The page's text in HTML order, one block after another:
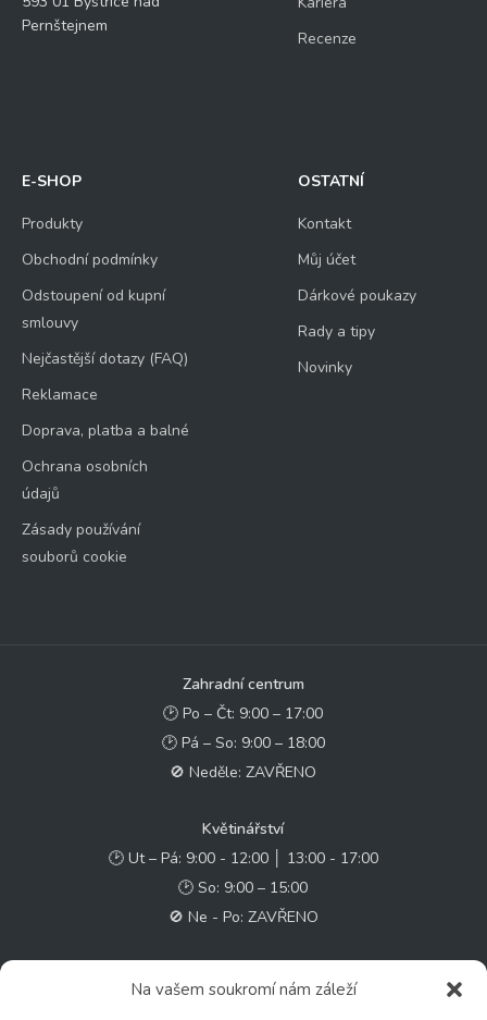
Na vašem soukromí nám záleží
Pernštejnem
Recenze
E-SHOP
Produkty
Obchodní podmínky
Odstoupení od kupní
smlouvy
Nejčastější dotazy (FAQ)
Reklamace
Doprava, platba a balné
Ochrana osobních
údajů
Zásady používání
souborů cookie
OSTATNÍ
Kontakt
Můj účet
Dárkové poukazy
Rady a tipy
Novinky
Zahradní centrum
🕑 Po – Čt: 9:00 – 17:00
🕑 Pá – So: 9:00 – 18:00
🚫 Neděle: ZAVŘENO
Květinářství
🕑 Ut – Pá: 9:00 - 12:00 │ 13:00 - 17:00
🕑 So: 9:00 – 15:00
🚫 Ne - Po: ZAVŘENO